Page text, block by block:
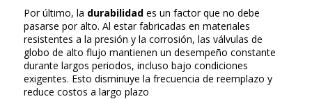
Por último, la durabilidad es un factor que no debe
pasarse por alto. Al estar fabricadas en materiales
resistentes a la presión y la corrosión, las válvulas de
globo de alto flujo mantienen un desempeño constante
durante largos periodos, incluso bajo condiciones
exigentes. Esto disminuye la frecuencia de reemplazo y
reduce costos a largo plazo